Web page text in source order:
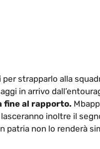
per strapparlo alla
in arrivo
fine al rapporto.
inoltre il
patria non lo renderà